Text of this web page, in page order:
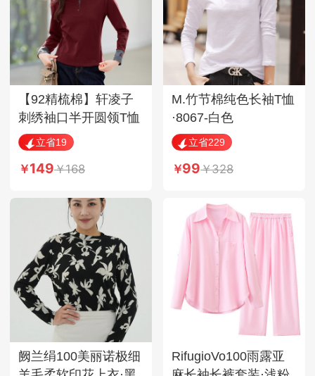
【92精梳棉】轩凌子
刺绣袖口半开圆领T恤
XS92613029·安可拉
红
立省19
149 168
M.竹节棉纯色长袖T恤
·8067-白色
立省229
99 328
阙兰绢100美丽诺极细
RifugioVo100雨露亚